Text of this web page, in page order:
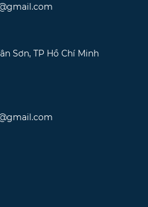
Sơn, TP Hồ Chí Minh